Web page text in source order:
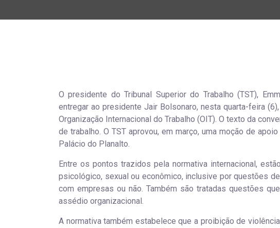
O presidente do Tribunal Superior do Trabalho (TST),
entregar ao presidente Jair Bolsonaro, nesta quarta-feira
Organização Internacional do Trabalho (OIT). O texto da
de trabalho. O TST aprovou, em março, uma moção de
Palácio do Planalto.
Entre os pontos trazidos pela normativa internacional,
psicológico, sexual ou econômico, inclusive por questões
com empresas ou não. Também são tratadas questões
assédio organizacional.
A normativa também estabelece que a proibição de